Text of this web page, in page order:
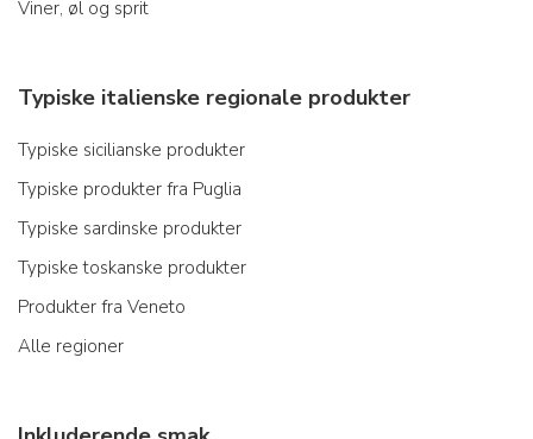
Viner, øl og sprit
Typiske italienske regionale produkter
Typiske sicilianske produkter
Typiske produkter fra Puglia
Typiske sardinske produkter
Typiske toskanske produkter
Produkter fra Veneto
Alle regioner